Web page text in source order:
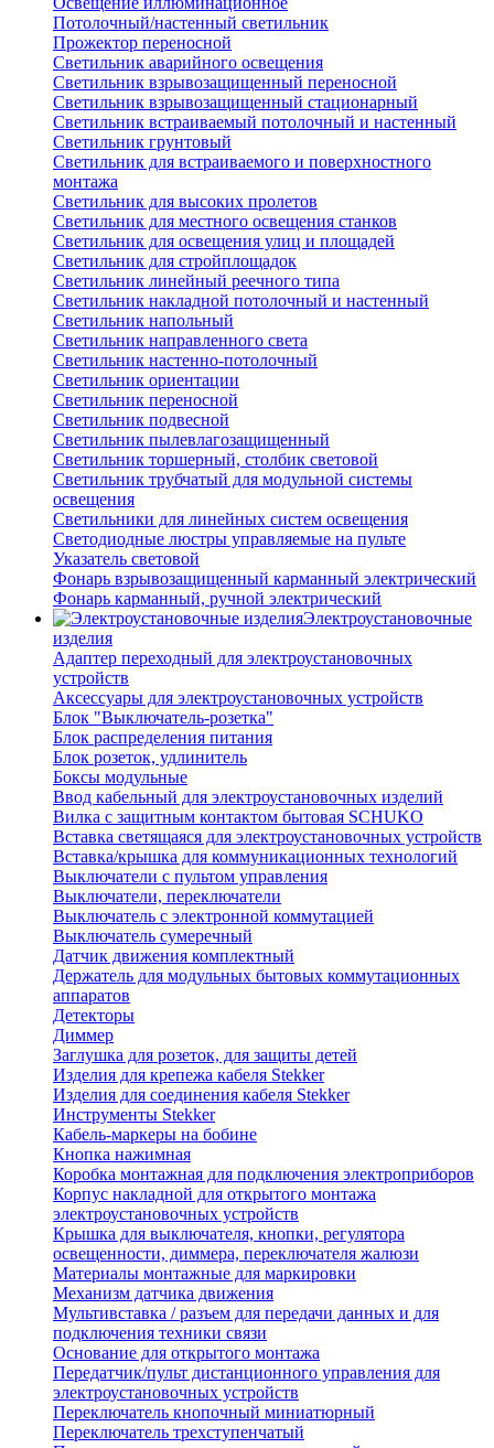
Потолочный/настенный светильник
Прожектор переносной
Светильник аварийного освещения
Светильник взрывозащищенный переносной
Светильник взрывозащищенный стационарный
Светильник встраиваемый потолочный и настенный
Светильник грунтовый
Светильник для встраиваемого и поверхностного
монтажа
Светильник для высоких пролетов
Светильник для местного освещения станков
Светильник для освещения улиц и площадей
Светильник для стройплощадок
Светильник линейный реечного типа
Светильник накладной потолочный и настенный
Светильник напольный
Светильник направленного света
Светильник настенно-потолочный
Светильник ориентации
Светильник переносной
Светильник подвесной
Светильник пылевлагозащищенный
Светильник торшерный, столбик световой
Светильник трубчатый для модульной системы
освещения
Светильники для линейных систем освещения
Светодиодные люстры управляемые на пульте
Указатель световой
Фонарь взрывозащищенный карманный электрический
Фонарь карманный, ручной электрический
Электроустановочные
изделия
Адаптер переходный для электроустановочных
устройств
Аксессуары для электроустановочных устройств
Блок "Выключатель-розетка"
Блок распределения питания
Блок розеток, удлинитель
Боксы модульные
Ввод кабельный для электроустановочных изделий
Вилка с защитным контактом бытовая SCHUKO
Вставка светящаяся для электроустановочных устройств
Вставка/крышка для коммуникационных технологий
Выключатели с пультом управления
Выключатели, переключатели
Выключатель с электронной коммутацией
Выключатель сумеречный
Датчик движения комплектный
Держатель для модульных бытовых коммутационных
аппаратов
Детекторы
Диммер
Заглушка для розеток, для защиты детей
Изделия для крепежа кабеля Stekker
Изделия для соединения кабеля Stekker
Инструменты Stekker
Кабель-маркеры на бобине
Кнопка нажимная
Коробка монтажная для подключения электроприборов
Корпус накладной для открытого монтажа
электроустановочных устройств
Крышка для выключателя, кнопки, регулятора
освещенности, диммера, переключателя жалюзи
Материалы монтажные для маркировки
Механизм датчика движения
Мультивставка / разъем для передачи данных и для
подключения техники связи
Основание для открытого монтажа
Передатчик/пульт дистанционного управления для
электроустановочных устройств
Переключатель кнопочный миниатюрный
Переключатель трехступенчатый